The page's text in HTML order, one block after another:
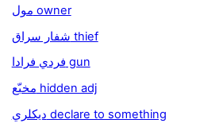
مول owner
شفار سراق thief
فردي فرادا gun
مخبّع hidden adj
ديكلري declare to something